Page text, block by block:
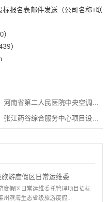
报名表邮件发送（公司名称+联
）
第二人民医院中央空调维保及中央空
谷综合服务中心项目设计服务竞争性
游度假区日常运维委
度假区日常运维委托管理项目招标
州滨海生态省级旅游度假...